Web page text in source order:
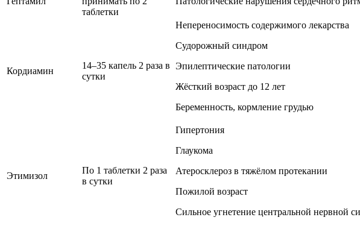
таблетки
Кордиамин
14–35 капель 2 раза в
сутки
Непереносимость содержимого лекарства
Судорожный синдром
Эпилептические патологии
Жёсткий возраст до 12 лет
Беременность, кормление грудью
Этимизол
По 1 таблетки 2 раза
в сутки
Гипертония
Глаукома
Атеросклероз в тяжёлом протекании
Пожилой возраст
Сильное угнетение центральной нервной